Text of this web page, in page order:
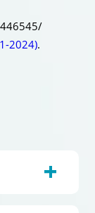
2024).
+